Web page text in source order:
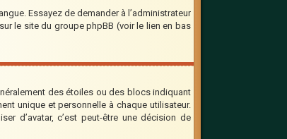
Essayez de demander à l’administrateur
le site du groupe phpBB (voir le lien en bas
des étoiles ou des blocs indiquant
unique et personnelle à chaque utilisateur.
d’avatar, c’est peut-être une décision de